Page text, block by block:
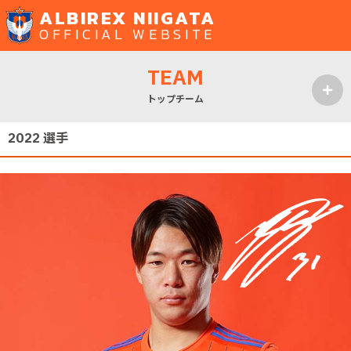
ALBIREX NIIGATA
OFFICIAL WEBSITE
TEAM
トップチーム
2022 選手